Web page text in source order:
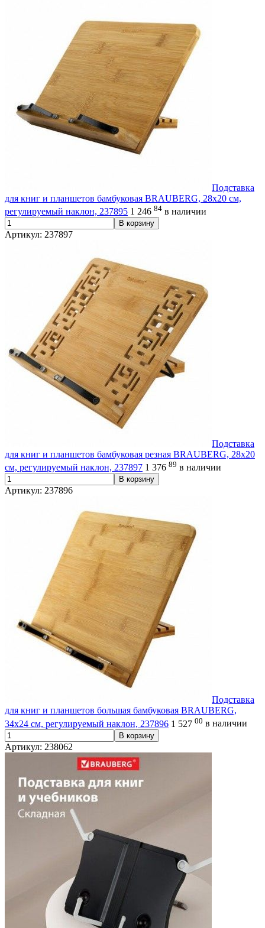
Подставка
для книг и планшетов бамбуковая BRAUBERG, 28х20 см,
регулируемый наклон, 237895 1 246 84 в наличии
В корзину
Артикул: 237897
Подставка
для книг и планшетов бамбуковая резная BRAUBERG, 28х20
см, регулируемый наклон, 237897 1 376 89 в наличии
В корзину
Артикул: 237896
Подставка
для книг и планшетов большая бамбуковая BRAUBERG,
34х24 см, регулируемый наклон, 237896 1 527 00 в наличии
В корзину
Артикул: 238062